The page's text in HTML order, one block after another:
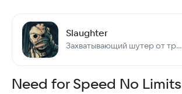
Slaughter
Захватывающий шутер от третьего лица!
Need for Speed No Limits